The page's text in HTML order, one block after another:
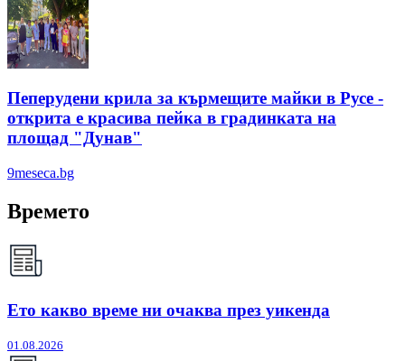
Пеперудени крила за кърмещите майки в Русе -
открита е красива пейка в градинката на
площад "Дунав"
9meseca.bg
Времето
Ето какво време ни очаква през уикенда
01.08.2026